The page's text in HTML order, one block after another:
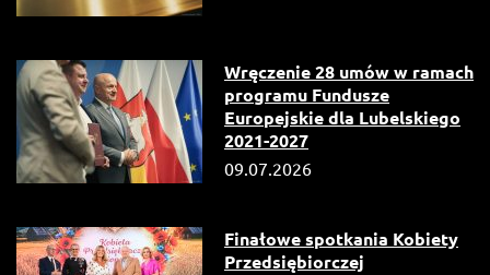
Wręczenie 28 umów w ramach
programu Fundusze
Europejskie dla Lubelskiego
2021-2027
09.07.2026
Finałowe spotkania Kobiety
Przedsiębiorczej